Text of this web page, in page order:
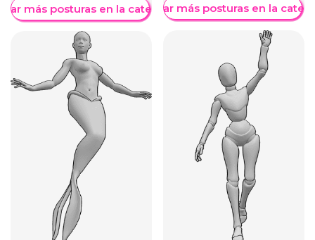
más posturas en la categoríaMostrar más posturas en la